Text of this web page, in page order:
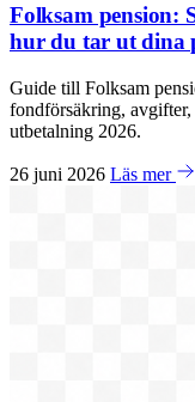
Folksam pension:
hur du tar ut dina
Guide till Folksam
fondförsäkring,
utbetalning 2026.
26 juni 2026 Läs mer